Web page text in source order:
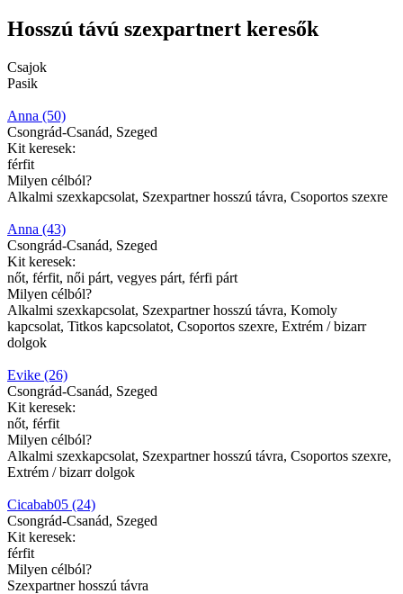
Hosszú távú szexpartnert keresők
Csajok
Pasik
Anna (50)
Csongrád-Csanád, Szeged
Kit keresek:
férfit
Milyen célból?
Alkalmi szexkapcsolat, Szexpartner hosszú távra, Csoportos szexre
Anna (43)
Csongrád-Csanád, Szeged
Kit keresek:
nőt, férfit, női párt, vegyes párt, férfi párt
Milyen célból?
Alkalmi szexkapcsolat, Szexpartner hosszú távra, Komoly
kapcsolat, Titkos kapcsolatot, Csoportos szexre, Extrém / bizarr
dolgok
Evike (26)
Csongrád-Csanád, Szeged
Kit keresek:
nőt, férfit
Milyen célból?
Alkalmi szexkapcsolat, Szexpartner hosszú távra, Csoportos szexre,
Extrém / bizarr dolgok
Cicabab05 (24)
Csongrád-Csanád, Szeged
Kit keresek:
férfit
Milyen célból?
Szexpartner hosszú távra